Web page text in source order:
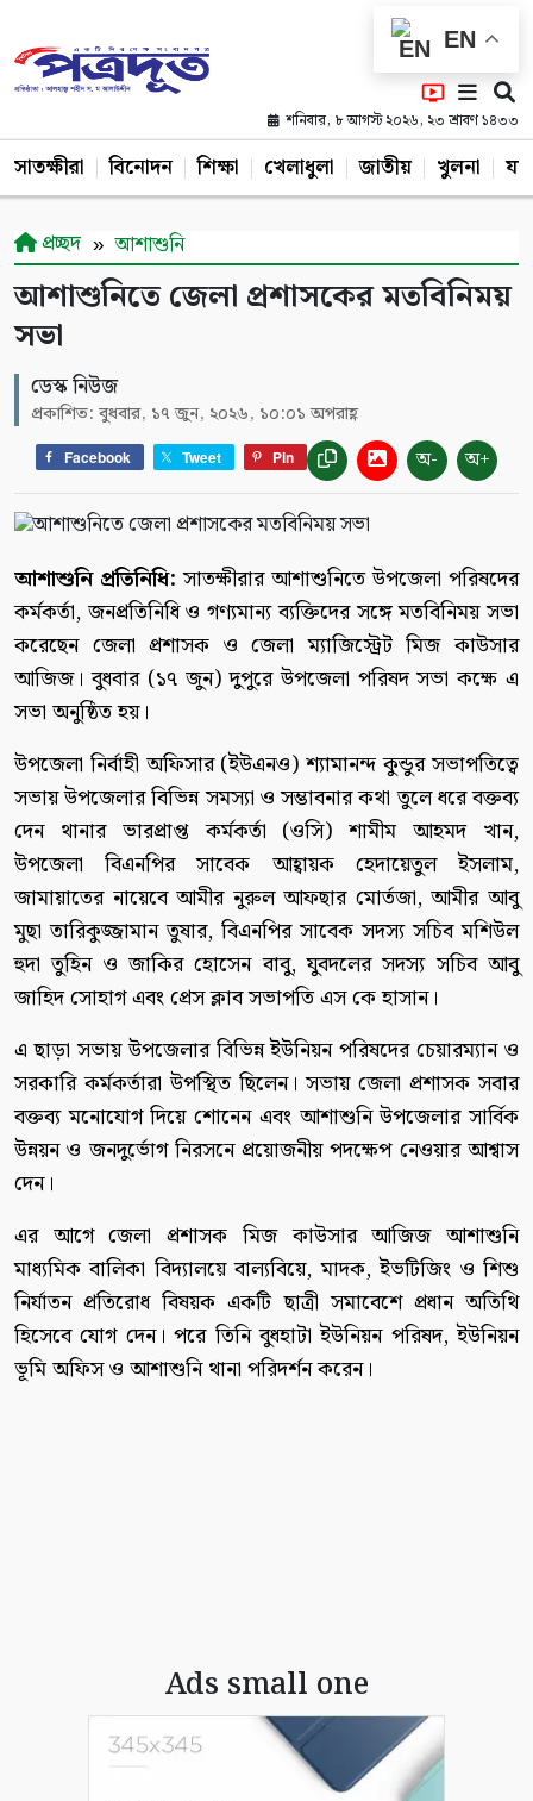
EN
শনিবার, ৮ আগস্ট ২০২৬, ২৩ শ্রাবণ ১৪৩৩
সাতক্ষীরা বিনোদন শিক্ষা খেলাধুলা জাতীয় খুলনা
প্রচ্ছদ আশাশুনি
আশাশুনিতে জেলা প্রশাসকের মতবিনিময়
সভা
ডেস্ক নিউজ
প্রকাশিত: বুধবার, ১৭ জুন, ২০২৬, ১০:০১ অপরাহ্ণ
Facebook Tweet Pin অ- অ+
আশাশুনি প্রতিনিধি: সাতক্ষীরার আশাশুনিতে উপজেলা পরিষদের
কর্মকর্তা, জনপ্রতিনিধি ও গণ্যমান্য ব্যক্তিদের সঙ্গে মতবিনিময় সভা
করেছেন জেলা প্রশাসক ও জেলা ম্যাজিস্ট্রেট মিজ কাউসার
আজিজ। বুধবার (১৭ জুন) দুপুরে উপজেলা পরিষদ সভা কক্ষে এ
সভা অনুষ্ঠিত হয়।
উপজেলা নির্বাহী অফিসার (ইউএনও) শ্যামানন্দ কুন্ডুর সভাপতিত্বে
সভায় উপজেলার বিভিন্ন সমস্যা ও সম্ভাবনার কথা তুলে ধরে বক্তব্য
দেন থানার ভারপ্রাপ্ত কর্মকর্তা (ওসি) শামীম আহমদ খান,
উপজেলা বিএনপির সাবেক আহ্বায়ক হেদায়েতুল ইসলাম,
জামায়াতের নায়েবে আমীর নুরুল আফছার মোর্তজা, আমীর আবু
মুছা তারিকুজ্জামান তুষার, বিএনপির সাবেক সদস্য সচিব মশিউল
হুদা তুহিন ও জাকির হোসেন বাবু, যুবদলের সদস্য সচিব আবু
জাহিদ সোহাগ এবং প্রেস ক্লাব সভাপতি এস কে হাসান।
এ ছাড়া সভায় উপজেলার বিভিন্ন ইউনিয়ন পরিষদের চেয়ারম্যান ও
সরকারি কর্মকর্তারা উপস্থিত ছিলেন। সভায় জেলা প্রশাসক সবার
বক্তব্য মনোযোগ দিয়ে শোনেন এবং আশাশুনি উপজেলার সার্বিক
উন্নয়ন ও জনদুর্ভোগ নিরসনে প্রয়োজনীয় পদক্ষেপ নেওয়ার আশ্বাস
দেন।
এর আগে জেলা প্রশাসক মিজ কাউসার আজিজ আশাশুনি
মাধ্যমিক বালিকা বিদ্যালয়ে বাল্যবিয়ে, মাদক, ইভটিজিং ও শিশু
নির্যাতন প্রতিরোধ বিষয়ক একটি ছাত্রী সমাবেশে প্রধান অতিথি
হিসেবে যোগ দেন। পরে তিনি বুধহাটা ইউনিয়ন পরিষদ, ইউনিয়ন
ভূমি অফিস ও আশাশুনি থানা পরিদর্শন করেন।
Ads small one